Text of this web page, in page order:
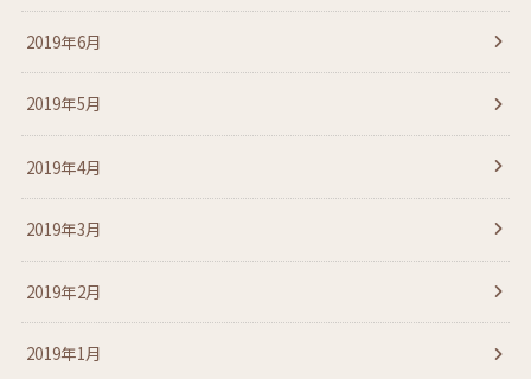
2019年6月
2019年5月
2019年4月
2019年3月
2019年2月
2019年1月